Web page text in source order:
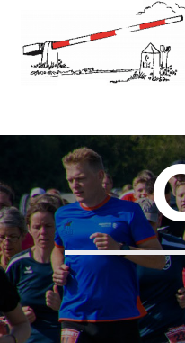
Skip to main content